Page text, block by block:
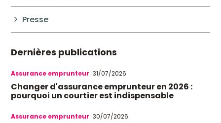
Presse
Dernières publications
Assurance emprunteur 31/07/2026
Changer d'assurance emprunteur en 2026 :
pourquoi un courtier est indispensable
Assurance emprunteur 30/07/2026